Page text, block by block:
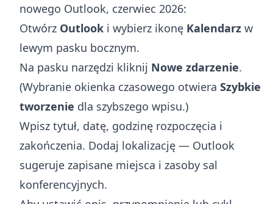
nowego Outlook, czerwiec 2026:
Otwórz Outlook i wybierz ikonę Kalendarz w
lewym pasku bocznym.
Na pasku narzędzi kliknij Nowe zdarzenie.
(Wybranie okienka czasowego otwiera Szybkie
tworzenie dla szybszego wpisu.)
Wpisz tytuł, datę, godzinę rozpoczęcia i
zakończenia. Dodaj lokalizację — Outlook
sugeruje zapisane miejsca i zasoby sal
konferencyjnych.